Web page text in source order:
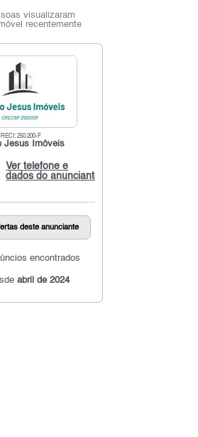
visualizaram
recentemente
250.200-F
Jesus Imóveis
Ver telefone e
dados do anunciante
deste anunciante
encontrados
abril de 2024